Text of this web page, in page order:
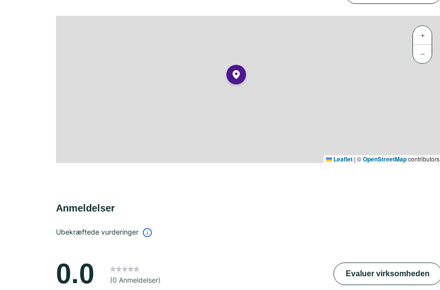
+
−
Leaflet | ©OpenStreetMapcontributors
Anmeldelser
Ubekræftede vurderinger
0.0 (0 Anmeldelser)
Evaluer virksomheden